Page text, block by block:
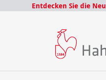
Entdecken Sie die